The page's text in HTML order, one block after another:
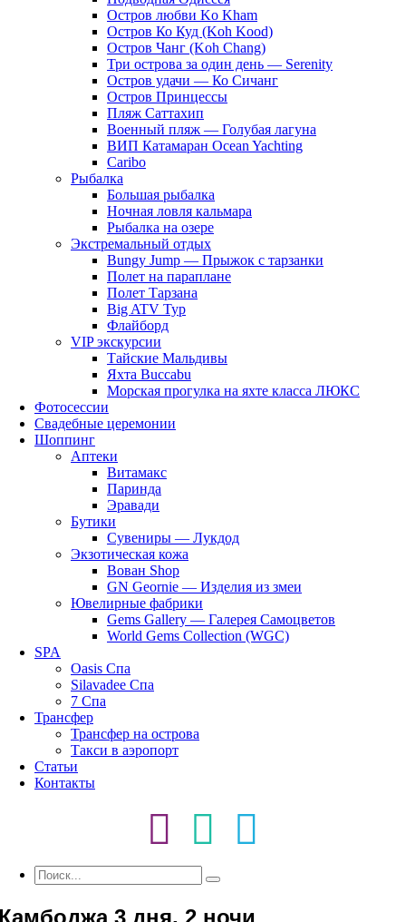
Остров любви Ko Kham
Остров Ко Куд (Koh Kood)
Остров Чанг (Koh Chang)
Три острова за один день — Serenity
Остров удачи — Ко Сичанг
Остров Принцессы
Пляж Саттахип
Военный пляж — Голубая лагуна
ВИП Катамаран Ocean Yachting
Caribo
Рыбалка
Большая рыбалка
Ночная ловля кальмара
Рыбалка на озере
Экстремальный отдых
Bungy Jump — Прыжок с тарзанки
Полет на параплане
Полет Тарзана
Big ATV Тур
Флайборд
VIP экскурсии
Тайские Мальдивы
Яхта Buccabu
Морская прогулка на яхте класса ЛЮКС
Фотосессии
Свадебные церемонии
Шоппинг
Аптеки
Витамакс
Паринда
Эравади
Бутики
Сувениры — Лукдод
Экзотическая кожа
Вован Shop
GN Geornie — Изделия из змеи
Ювелирные фабрики
Gems Gallery — Галерея Самоцветов
World Gems Collection (WGC)
SPA
Oasis Спа
Silavadee Спа
7 Спа
Трансфер
Трансфер на острова
Такси в аэропорт
Статьи
Контакты
3 дня, 2 ночи